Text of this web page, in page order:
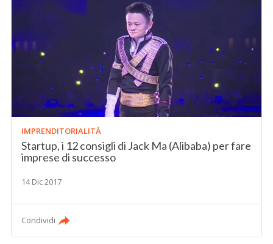
IMPRENDITORIALITÀ
Startup, i 12 consigli di Jack Ma (Alibaba) per fare
imprese di successo
14 Dic 2017
Condividi